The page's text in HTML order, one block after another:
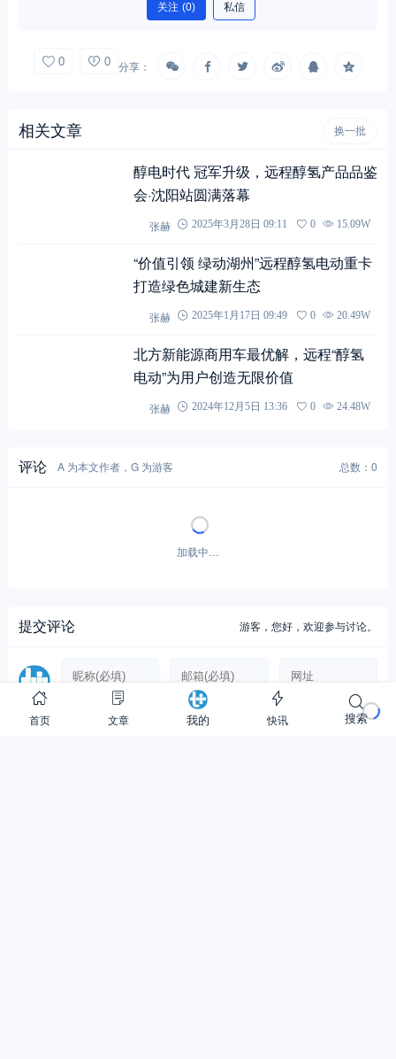
关注 (0) 私信
0 0 分享：
相关文章 换一批
醇电时代 冠军升级，远程醇氢产品品鉴
会·沈阳站圆满落幕
张赫 2025年3月28日 09:11 0 15.09W
“价值引领 绿动湖州”远程醇氢电动重卡
打造绿色城建新生态
张赫 2025年1月17日 09:49 0 20.49W
北方新能源商用车最优解，远程“醇氢
电动”为用户创造无限价值
张赫 2024年12月5日 13:36 0 24.48W
评论 A 为本文作者，G 为游客 总数：0
加载中…
提交评论 游客，您好，欢迎参与讨论。
首页 文章 我的 快讯 搜索